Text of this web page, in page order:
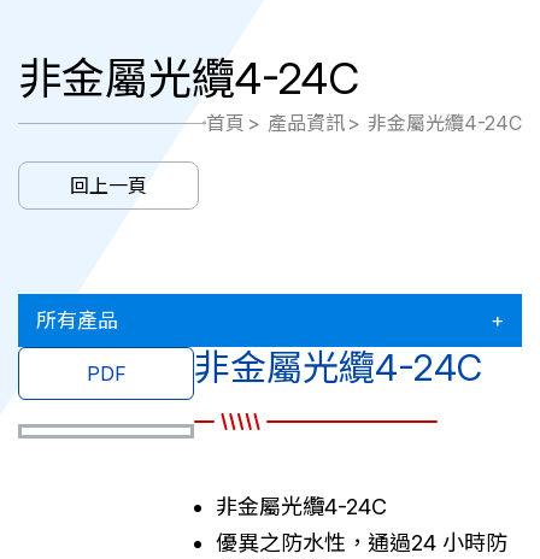
非金屬光纜4-24C
首頁 產品資訊 非金屬光纜4-24C
回上一頁
所有產品
非金屬光纜4-24C
非金屬光纜4-24C
優異之防水性，通過24 小時防
PDF